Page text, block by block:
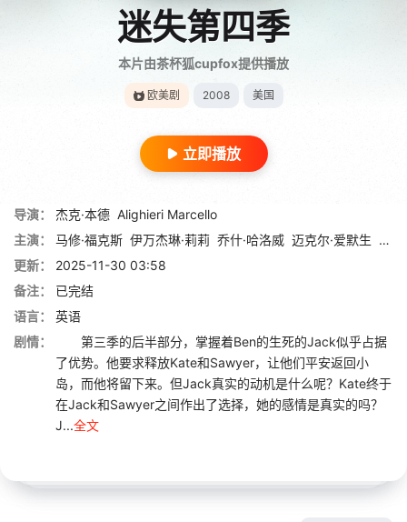
迷失第四季
本片由茶杯狐cupfox提供播放
欧美剧 2008 美国
立即播放
导演： 杰克·本德 Alighieri Marcello
主演：
马修·福克斯 伊万杰琳·莉莉 乔什·哈洛威 迈克尔·爱默生 特瑞
更新：
2025-11-30 03:58
备注：
已完结
语言：
英语
剧情：
第三季的后半部分，掌握着Ben的生死的Jack似乎占据
了优势。他要求释放Kate和Sawyer，让他们平安返回小
岛，而他将留下来。但Jack真实的动机是什么呢？Kate终于
在Jack和Sawyer之间作出了选择，她的感情是真实的吗？
J...全文